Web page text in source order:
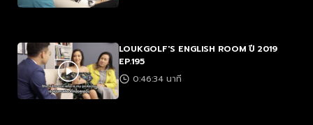
LOUKGOLF'S ENGLISH ROOM ปี 2019
EP.195
0:46:34 นาที